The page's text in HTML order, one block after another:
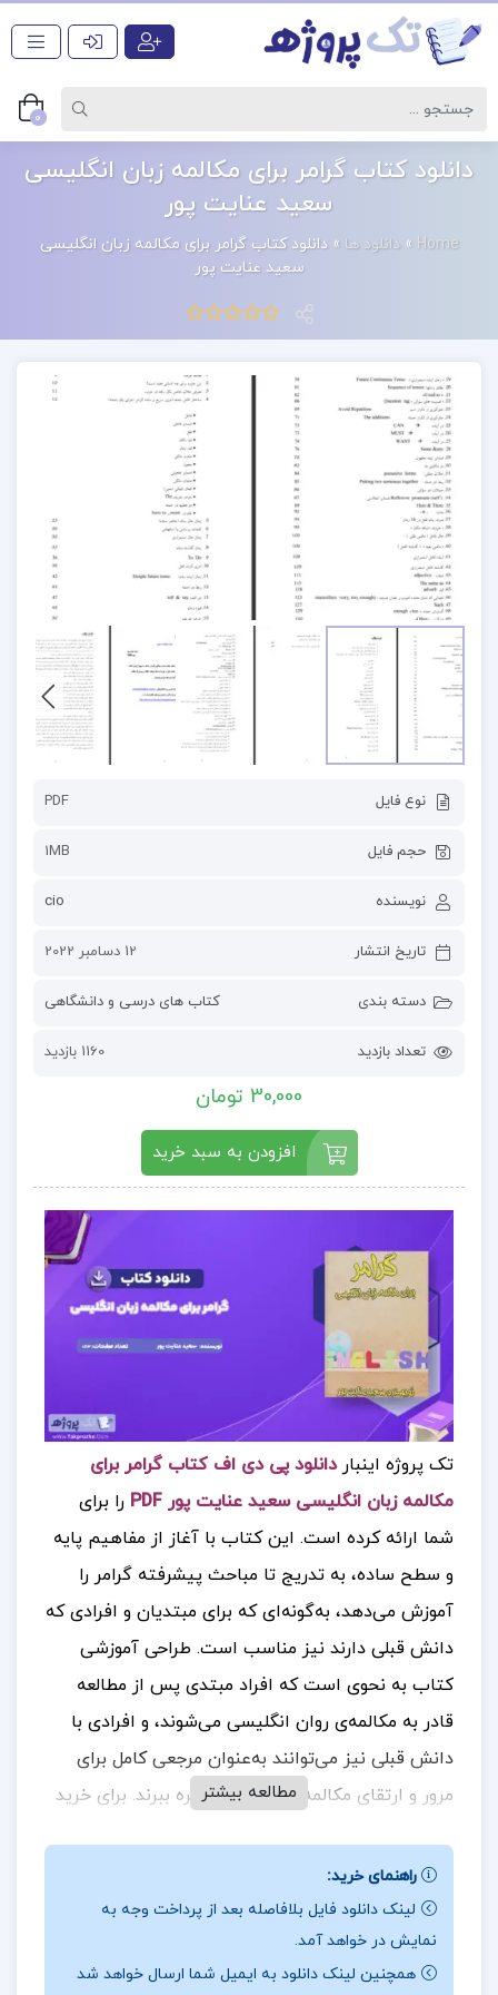
0
دانلود کتاب گرامر برای مکالمه زبان انگلیسی
سعید عنایت پور
Home
» دانلود ها »دانلود کتاب گرامر برای مکالمه زبان انگلیسی
سعید عنایت پور
نوع فایل PDF
حجم فایل 1MB
نویسنده cio
تاریخ انتشار 12 دسامبر 2022
دسته بندی کتاب های درسی و دانشگاهی
تعداد بازدید 1160 بازدید
30,000 تومان
افزودن به سبد خرید
تک پروژه اینبار دانلود پی دی اف کتاب گرامر برای
مکالمه زبان انگلیسی سعید عنایت پور PDF
را برای
شما ارائه کرده است. این کتاب با آغاز از مفاهیم پایه
و سطح ساده، به تدریج تا مباحث پیشرفته گرامر را
آموزش می‌دهد، به‌گونه‌ای که برای مبتدیان و افرادی که
دانش قبلی دارند نیز مناسب است. طراحی آموزشی
کتاب به نحوی است که افراد مبتدی پس از مطالعه
قادر به مکالمه‌ی روان انگلیسی می‌شوند، و افرادی با
دانش قبلی نیز می‌توانند به‌عنوان مرجعی کامل برای
مرور و ارتقای مکالمه‌ی خود از آن بهره ببرند. برای خرید
نقد کتابگرامر برای مکالمه زبان انگلیسی سعید
عنایت پور
یکی از ویژگی‌های بارز این کتاب، پوشش کامل اصول و
مطالعه بیشتر
راهنمای خرید:
لینک دانلود فایل بلافاصله بعد از پرداخت وجه به
نمایش در خواهد آمد.
همچنین لینک دانلود به ایمیل شما ارسال خواهد شد